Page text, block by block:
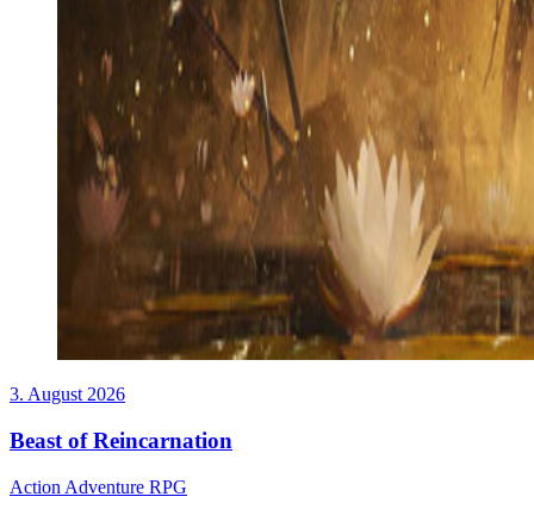
3. August 2026
Beast of Reincarnation
Action Adventure RPG